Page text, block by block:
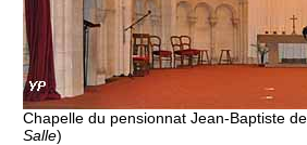
Chapelle du pensionnat Jean-Baptiste
Salle)